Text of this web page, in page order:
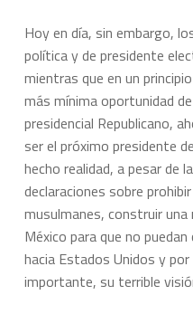
Hoy en día, sin embargo,
política y de presidente
mientras que en un
más mínima oportunidad
presidencial Republicano,
ser el próximo presidente
hecho realidad, a pesar de
declaraciones sobre
musulmanes, construir
México para que no
hacia Estados Unidos y
importante, su terrible